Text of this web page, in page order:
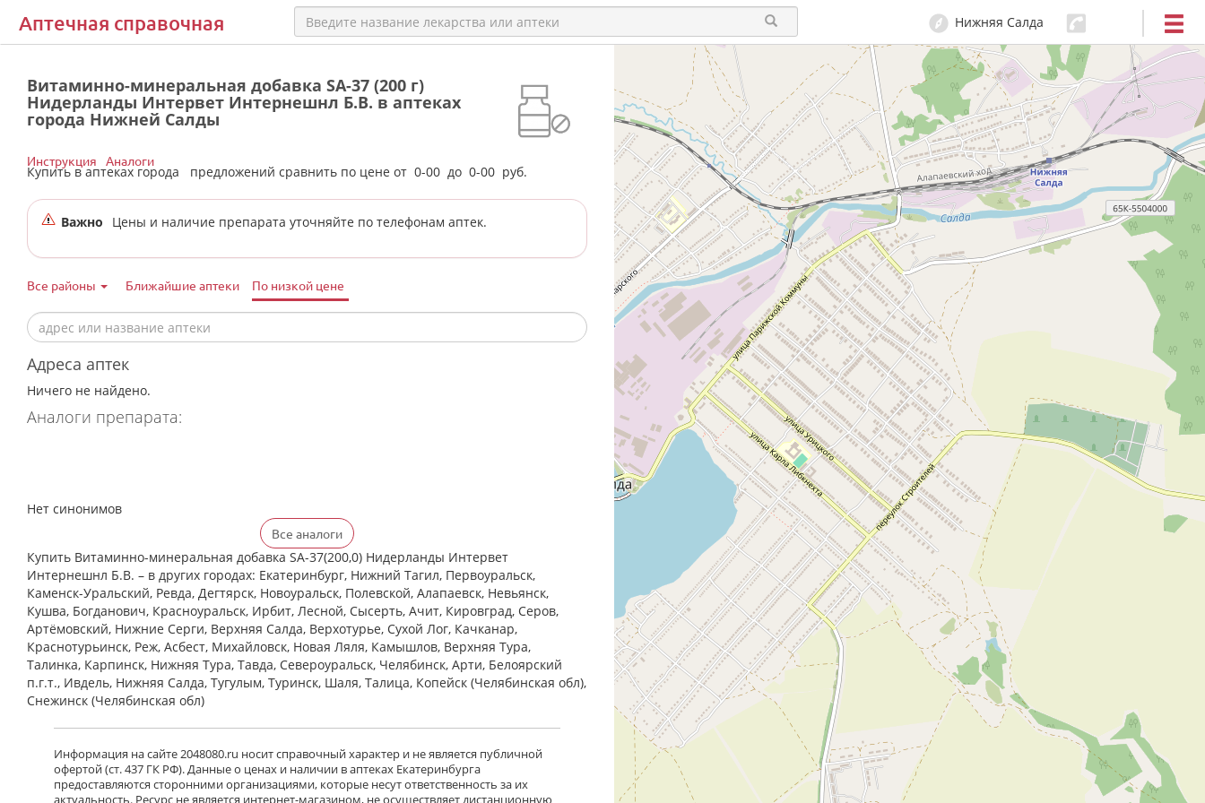
Аптечная справочная Нижняя Салда
Витаминно-минеральная добавка SA-37 (200 г)
Нидерланды Интервет Интернешнл Б.В. в аптеках
города Нижней Салды
Купить в аптеках города предложений сравнить по цене от 0-00 до 0-00 руб.
Инструкция Аналоги
Важно Цены и наличие препарата уточняйте по телефонам аптек.
Все районы Ближайшие аптеки По низкой цене
Адреса аптек
Ничего не найдено.
Аналоги препарата:
Нет синонимов
Все аналоги
Купить Витаминно-минеральная добавка SA-37(200,0) Нидерланды Интервет
Интернешнл Б.В. – в других городах: Екатеринбург, Нижний Тагил, Первоуральск,
Каменск-Уральский, Ревда, Дегтярск, Новоуральск, Полевской, Алапаевск, Невьянск,
Кушва, Богданович, Красноуральск, Ирбит, Лесной, Сысерть, Ачит, Кировград, Серов,
Артёмовский, Нижние Cерги, Верхняя Салда, Верхотурье, Сухой Лог, Качканар,
Краснотурьинск, Реж, Асбест, Михайловск, Новая Ляля, Камышлов, Верхняя Тура,
Талинка, Карпинск, Нижняя Тура, Тавда, Североуральск, Челябинск, Арти, Белоярский
п.г.т., Ивдель, Нижняя Салда, Тугулым, Туринск, Шаля, Талица, Копейск (Челябинская обл),
Снежинск (Челябинская обл)
Информация на сайте 2048080.ru носит справочный характер и не является публичной
офертой (ст. 437 ГК РФ). Данные о ценах и наличии в аптеках Екатеринбурга
предоставляются сторонними организациями, которые несут ответственность за их
актуальность. Ресурс не является интернет-магазином, не осуществляет дистанционную